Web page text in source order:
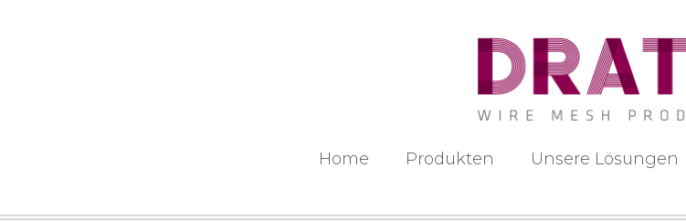
Home Produkten Unsere Lösungen